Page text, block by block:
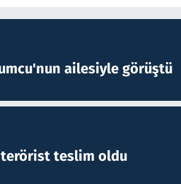
ailesiyle görüştü
terörist teslim oldu